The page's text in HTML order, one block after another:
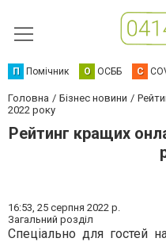
П Помічник О ОСББ C
Головна Бізнес новини
2022 poку
Peйтинг кpaщиx
16:53, 25 серпня 2022 р.
Загальний розділ
Спеціально для гостей